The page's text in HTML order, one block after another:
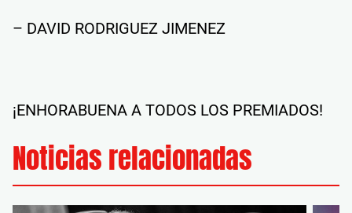
– DAVID RODRIGUEZ JIMENEZ
¡ENHORABUENA A TODOS LOS PREMIADOS!
Noticias relacionadas